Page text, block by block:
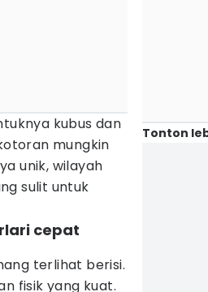
kubus dan
mungkin
unik, wilayah
sulit untuk
cepat
terlihat berisi.
fisik yang kuat.
Tonton